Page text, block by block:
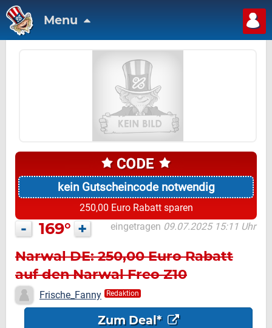
Menu
kein Gutscheincode notwendig
250,00 Euro Rabatt sparen
- 169° + eingetragen 09.07.2025 15:11 Uhr
Narwal DE: 250,00 Euro Rabatt
auf den Narwal Freo Z10
Frische_Fanny Redaktion
Zum Deal*